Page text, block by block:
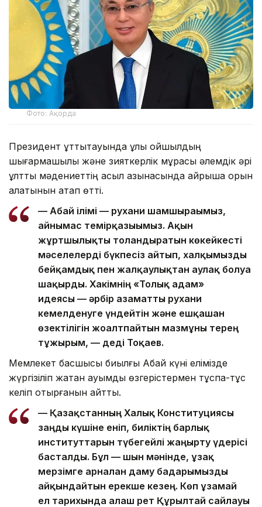
Фото: Ақорда
Президент құттықтауында ұлы ойшылдың
шығармашылық және зияткерлік мұрасы әлемдік әрі
ұлттық мәдениеттің асыл қазынасында айрықша орын
алатынын атап өтті.
— Абай ілімі — рухани шамшырағымыз,
айнымас темірқазығымыз. Ақын
жұртшылықты толғандыратын көкейкесті
мәселелерді бүкпесіз айтып, халқымызды
бейқамдық пен жалқаулықтан аулақ болуға
шақырды. Хакімнің «Толық адам»
идеясы — әрбір азаматты рухани
кемелденуге үндейтін және ешқашан
өзектілігін жоғалтпайтын мазмұны терең
тұжырым, — деді Тоқаев.
Мемлекет басшысы биылғы Абай күні елімізде
жүргізіліп жатқан ауқымды өзгерістермен тұспа-тұс
келіп отырғанын айтты.
— Қазақстанның Халық Конституциясы
заңды күшіне еніп, биліктің барлық
институттарын түбегейлі жаңғырту үдерісі
басталды. Бұл — шын мәнінде, ұзақ
мерзімге арналған даму бағдарымызды
айқындайтын ерекше кезең. Көп ұзамай
ел тарихында алғаш рет Құрылтай сайлауы